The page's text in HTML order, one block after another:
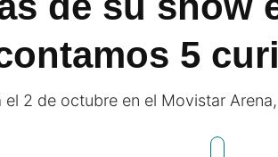
5
el 2 de octubre en el Movistar